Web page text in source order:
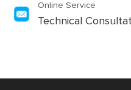
Online Service
Technical